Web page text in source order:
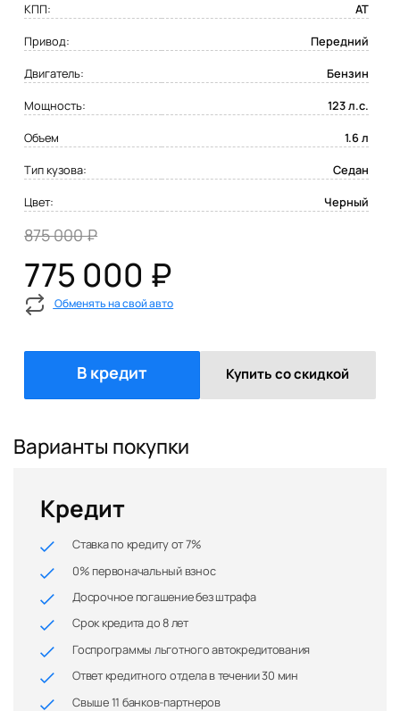
КПП:
AT
Привод:
Передний
Двигатель:
Бензин
Мощность:
123 л.с.
Объем
1.6 л
Тип кузова:
Седан
Цвет:
Черный
875 000 ₽
775 000 ₽
Обменять на свой авто
В кредит Купить со скидкой
Варианты покупки
Кредит
Ставка по кредиту от 7%
0% первоначальный взнос
Досрочное погашение без штрафа
Срок кредита до 8 лет
Госпрограммы льготного автокредитования
Ответ кредитного отдела в течении 30 мин
Свыше 11 банков-партнеров